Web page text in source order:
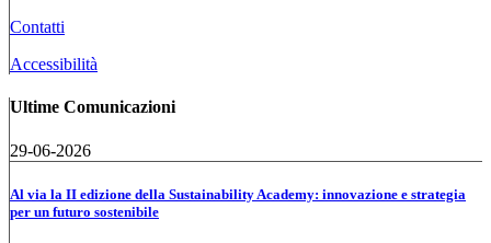
Contatti
Accessibilità
Ultime Comunicazioni
29-06-2026
Al via la II edizione della Sustainability Academy: innovazione e strategia
per un futuro sostenibile